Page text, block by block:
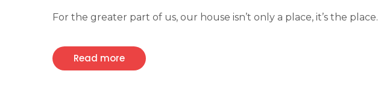
For the greater part of us, our house isn’t only a place, it’s the place.
Read more